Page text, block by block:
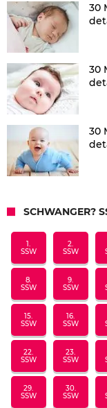
30
30
30
SCHWANGER?
1.
SSW
2.
SSW
8.
SSW
9.
SSW
15.
SSW
16.
SSW
22.
SSW
23.
SSW
29.
SSW
30.
SSW